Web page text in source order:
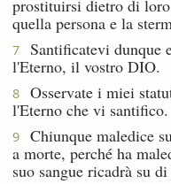
prostituirsi dietro di
quella persona e la
7
Santificatevi dunque
l'Eterno, il vostro DIO.
8
Osservate i miei
l'Eterno che vi santifico.
9
Chiunque maledice
a morte, perché ha
suo sangue ricadrà su